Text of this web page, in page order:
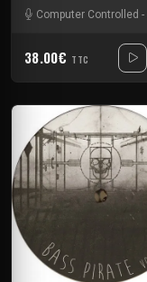
Computer Controlled -
38.00€ TTC